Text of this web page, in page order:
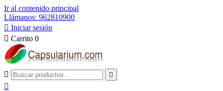
Ir al contenido principal
Llámanos: 962810900
 Iniciar sesión
 Carrito 0
 
